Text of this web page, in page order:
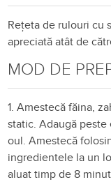
Rețeta de rulouri cu
apreciată atât de
MOD DE
1. Amestecă făina,
static. Adaugă
oul. Amestecă
ingredientele la un
aluat timp de 8